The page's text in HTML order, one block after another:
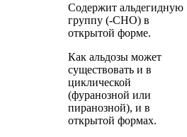
Содержит альдегидную
группу (-CHO) в
открытой форме.
Как альдозы может
существовать и в
циклической
(фуранозной или
пиранозной), и в
открытой формах.